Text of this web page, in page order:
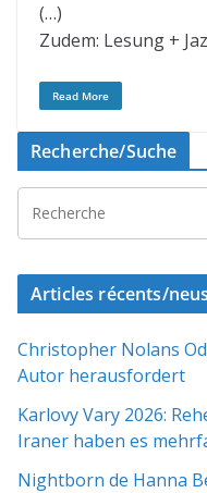
(…)
Zudem: Lesung +
Read More
Recherche/Suche
Articles récents/
Christopher Nolans
Autor herausfordert
Karlovy Vary 2026:
Iraner haben es
Nightborn de Hanna